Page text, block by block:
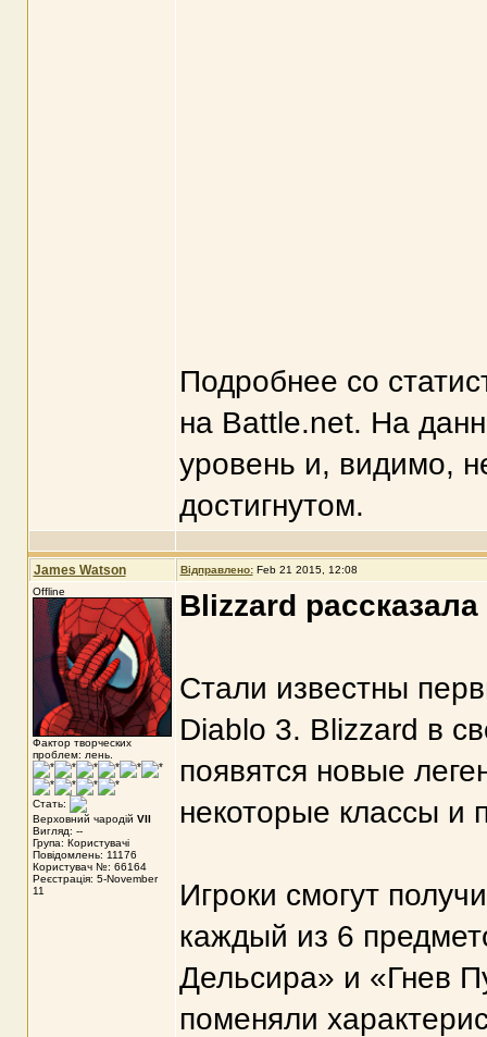
Подробнее со
на Battle.net. На
уровень и, видимо,
достигнутом.
James Watson Відправлено: Feb 21 2015, 12:08
Offline
Фактор творческих
проблем: лень.
Стать:
Верховний чародій VII
Вигляд: --
Група: Користувачі
Повідомлень: 11176
Користувач №: 66164
Реєстрація: 5-November
11
Blizzard
Стали известны
Diablo 3. Blizzard в
появятся новые
некоторые классы и
Игроки смогут
каждый из 6
Дельсира» и «Гнев
поменяли